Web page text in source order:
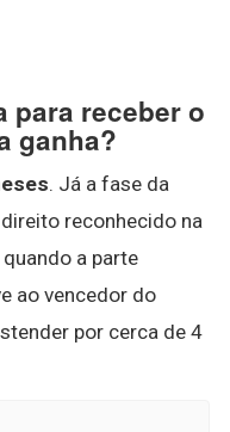
para receber o
ganha?
. Já a fase da
reconhecido na
a parte
ao vencedor do
por cerca de 4